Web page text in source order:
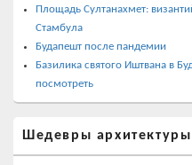
Площадь Султанахмет:
Стамбула
Будапешт после пандемии
Базилика святого Иштвана в
посмотреть
Шедевры архитектуры